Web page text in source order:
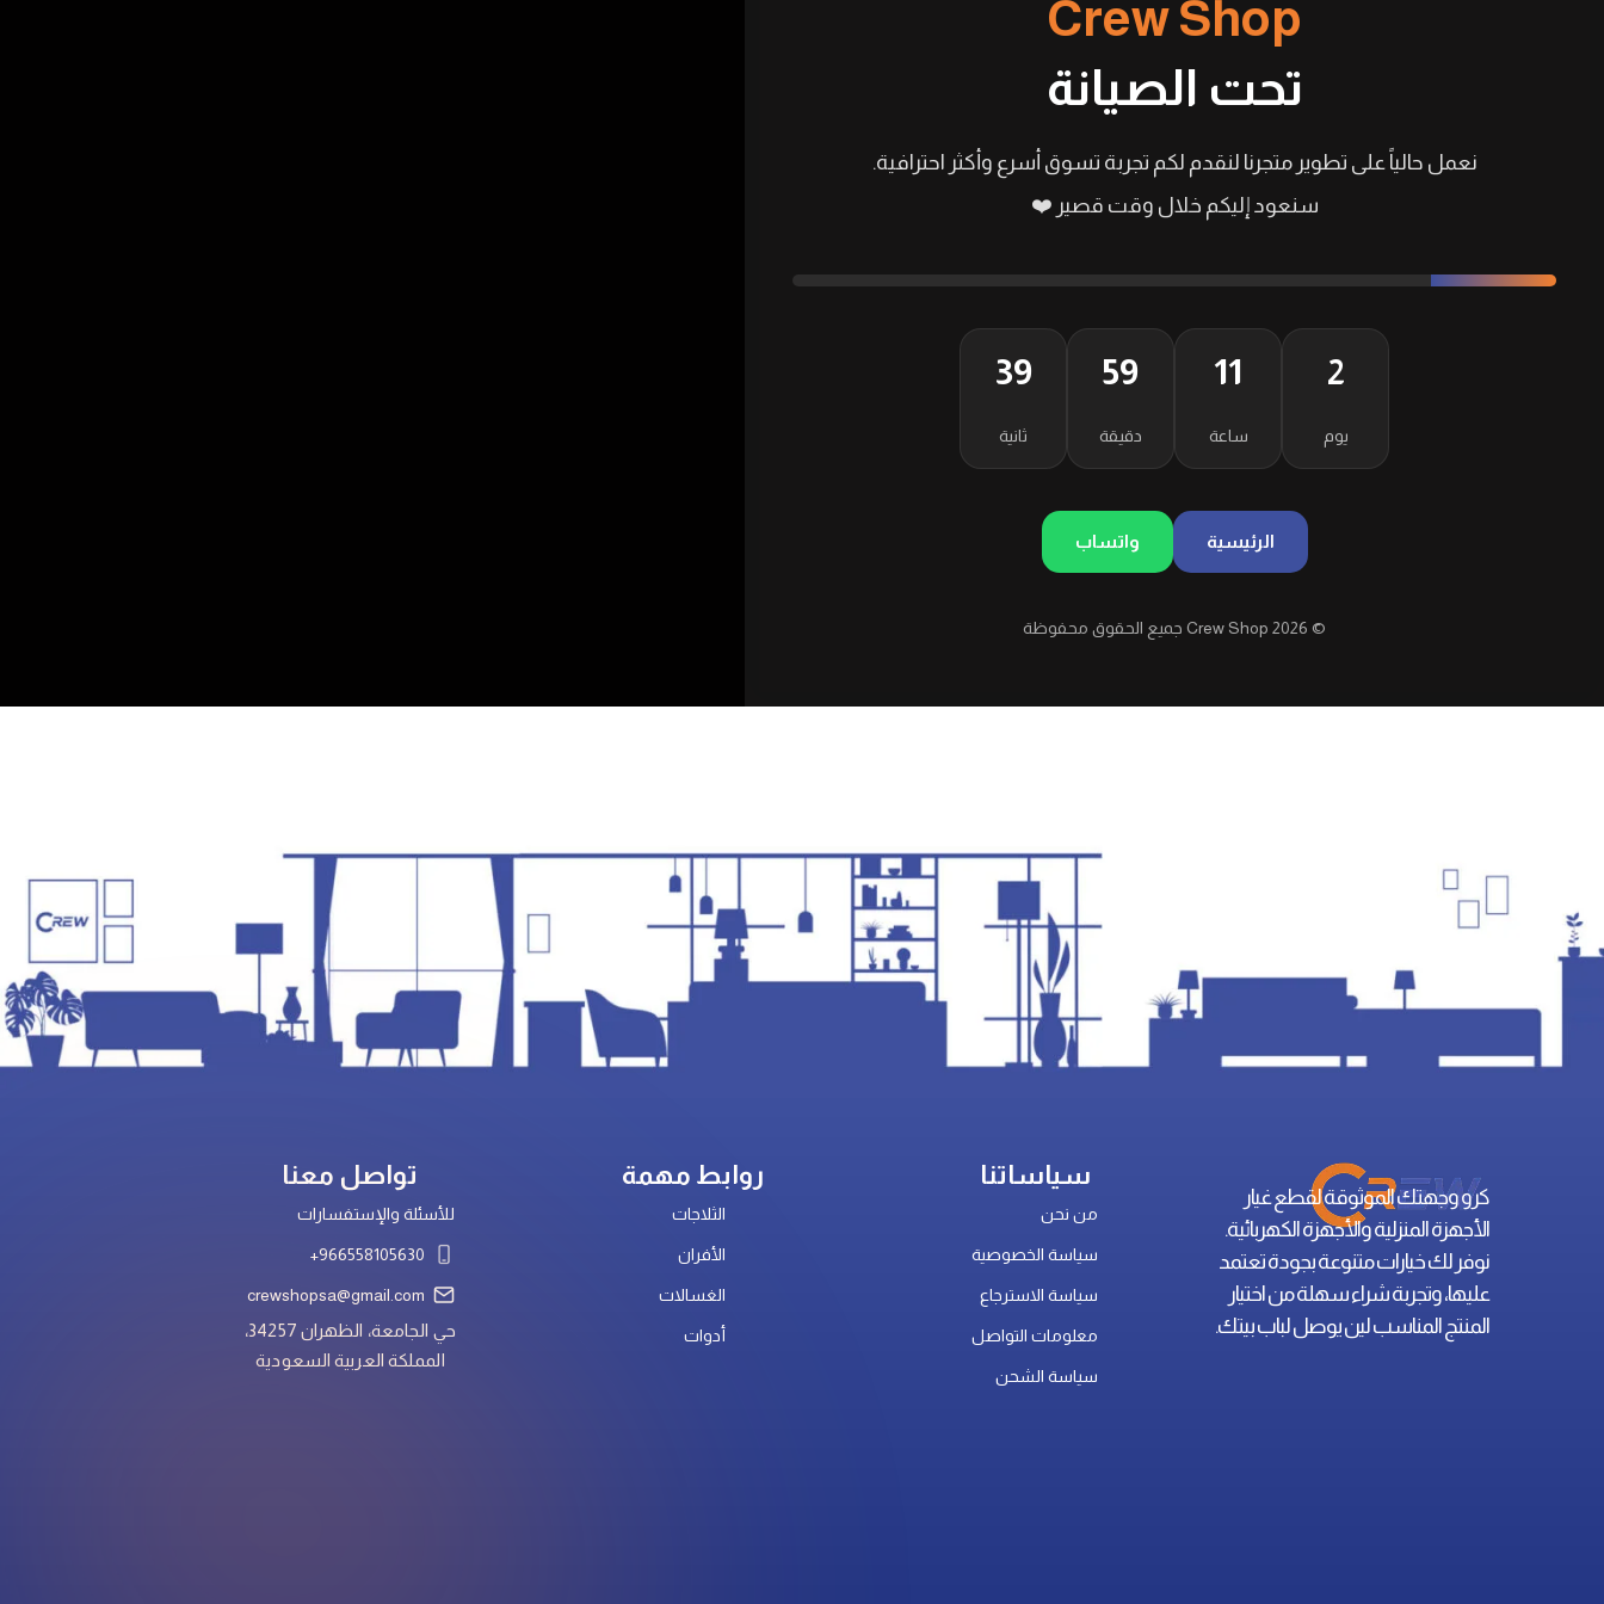
Crew Shop
تحت الصيانة
نعمل حالياً على تطوير متجرنا لنقدم لكم تجربة تسوق أسرع وأكثر احترافية.
سنعود إليكم خلال وقت قصير ❤️
2
يوم
11
ساعة
59
دقيقة
37
ثانية
الرئيسية واتساب
© 2026 Crew Shop جميع الحقوق محفوظة
كرو وجهتك الموثوقة لقطع غيار
الأجهزة المنزلية والأجهزة الكهربائية.
نوفر لك خيارات متنوعة بجودة تعتمد
عليها، وتجربة شراء سهلة من اختيار
المنتج المناسب لين يوصل لباب بيتك.
سياساتنا
من نحن
سياسة الخصوصية
سياسة الاسترجاع
معلومات التواصل
سياسة الشحن
روابط مهمة
الثلاجات
الأفران
الغسالات
أدوات
تواصل معنا
للأسئلة والإستفسارات
966558105630+
crewshopsa@gmail.com
حي الجامعة، الظهران 34257،
المملكة العربية السعودية